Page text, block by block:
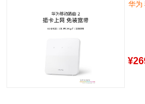
华为
¥